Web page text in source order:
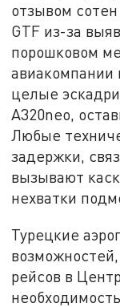
отзывом
GTF из-за
порошковом
авиакомпании
целые
A320neo,
Любые
задержки,
вызывают
нехватки
Турецкие
рейсов в